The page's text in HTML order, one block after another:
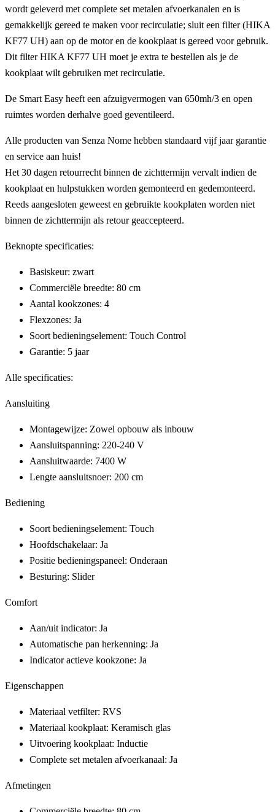
wordt geleverd met complete set metalen afvoerkanalen en is
gemakkelijk gereed te maken voor recirculatie; sluit een filter (HIKA
KF77 UH) aan op de motor en de kookplaat is gereed voor gebruik.
Dit filter HIKA KF77 UH moet je extra te bestellen als je de
kookplaat wilt gebruiken met recirculatie.
De Smart Easy heeft een afzuigvermogen van 650mh/3 en open
ruimtes worden derhalve goed geventileerd.
Alle producten van Senza Nome hebben standaard vijf jaar garantie
en service aan huis!
Het 30 dagen retourrecht binnen de zichttermijn vervalt indien de
kookplaat en hulpstukken worden gemonteerd en gedemonteerd.
Reeds aangesloten geweest en gebruikte kookplaten worden niet
binnen de zichttermijn als retour geaccepteerd.
Beknopte specificaties:
Basiskeur: zwart
Commerciële breedte: 80 cm
Aantal kookzones: 4
Flexzones: Ja
Soort bedieningselement: Touch Control
Garantie: 5 jaar
Alle specificaties:
Aansluiting
Montagewijze: Zowel opbouw als inbouw
Aansluitspanning: 220-240 V
Aansluitwaarde: 7400 W
Lengte aansluitsnoer: 200 cm
Bediening
Soort bedieningselement: Touch
Hoofdschakelaar: Ja
Positie bedieningspaneel: Onderaan
Besturing: Slider
Comfort
Aan/uit indicator: Ja
Automatische pan herkenning: Ja
Indicator actieve kookzone: Ja
Eigenschappen
Materiaal vetfilter: RVS
Materiaal kookplaat: Keramisch glas
Uitvoering kookplaat: Inductie
Complete set metalen afvoerkanaal: Ja
Afmetingen